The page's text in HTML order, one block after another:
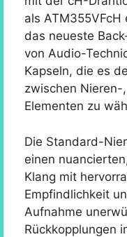
als
das neueste
von Audio-
Kapseln, die es
zwischen
Elementen zu
Die Standard-
einen
Klang mit
Empfindlichkeit
Aufnahme
Rückkopplungen